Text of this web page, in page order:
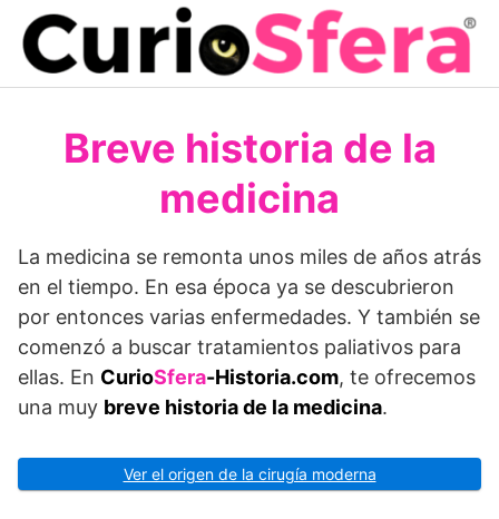
Saltar
contenido
Breve historia de la
medicina
La medicina se remonta unos miles de años atrás
en el tiempo. En esa época ya se descubrieron
por entonces varias enfermedades. Y también se
comenzó a buscar tratamientos paliativos para
ellas. En CurioSfera-Historia.com, te ofrecemos
una muy breve historia de la medicina.
Ver el origen de la cirugía moderna